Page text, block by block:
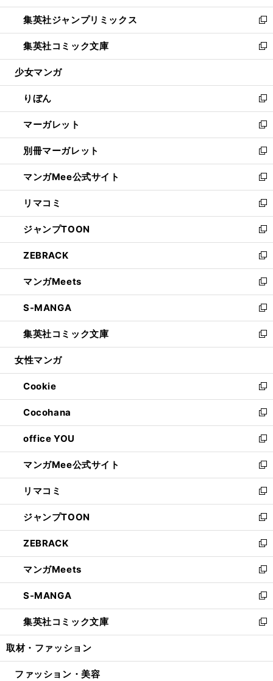
開
く
ウ
で
開
く
ン
ド
ウ
で
開
ウ
ィ
ン
ド
ウ
開
く
し
い
ウ
ィ
ン
ウ
で
開
く
集英社ジャンプリミックス
新
し
い
ウ
ン
ド
ウ
で
開
く
集英社コミック文庫
新
し
ウ
ィ
ン
ド
ウ
で
開
く
少女マンガ
りぼん
新
し
い
ウ
ィ
ン
ド
ウ
で
開
く
マーガレット
新
し
い
ウ
ィ
ン
ド
ウ
で
開
く
別冊マーガレット
新
し
い
ウ
ィ
ン
ド
ウ
で
開
く
マンガMee公式サイト
新
し
い
ウ
ィ
ン
ド
ウ
で
開
く
リマコミ
新
し
い
ウ
ィ
ン
ド
ウ
で
開
く
ジャンプTOON
新
し
い
ウ
ィ
ン
ド
ウ
で
開
ZEBRACK
新
し
い
ウ
ィ
ン
ド
ウ
開
く
マンガMeets
新
し
い
ウ
ィ
ン
ウ
で
開
く
S-MANGA
新
し
い
ウ
ン
ド
ウ
で
開
く
集英社コミック文庫
新
し
ウ
ィ
ン
ド
ウ
で
開
く
女性マンガ
Cookie
新
し
い
ウ
ィ
ン
ド
ウ
で
開
く
Cocohana
新
し
い
ウ
ィ
ン
ド
ウ
で
開
く
office YOU
新
し
い
ウ
ィ
ン
ド
ウ
で
開
く
マンガMee公式サイト
新
し
い
ウ
ィ
ン
ド
ウ
で
開
く
リマコミ
新
し
い
ウ
ィ
ン
ド
ウ
で
開
く
ジャンプTOON
新
し
い
ウ
ィ
ン
ド
ウ
で
開
ZEBRACK
新
し
い
ウ
ィ
ン
ド
ウ
開
マンガMeets
新
し
い
ウ
ィ
ン
ウ
S-MANGA
新
し
い
ウ
ン
集英社コミック文庫
新
し
ウ
取材・ファッション
ファッション・美容